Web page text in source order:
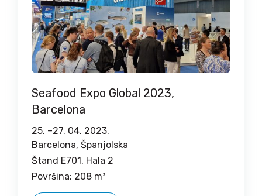
Seafood Expo Global 2023,
Barcelona
25. –27. 04. 2023.
Barcelona, Španjolska
Štand E701, Hala 2
Površina: 208 m²